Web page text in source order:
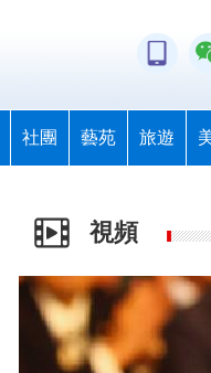
社團 藝苑 旅遊
視頻